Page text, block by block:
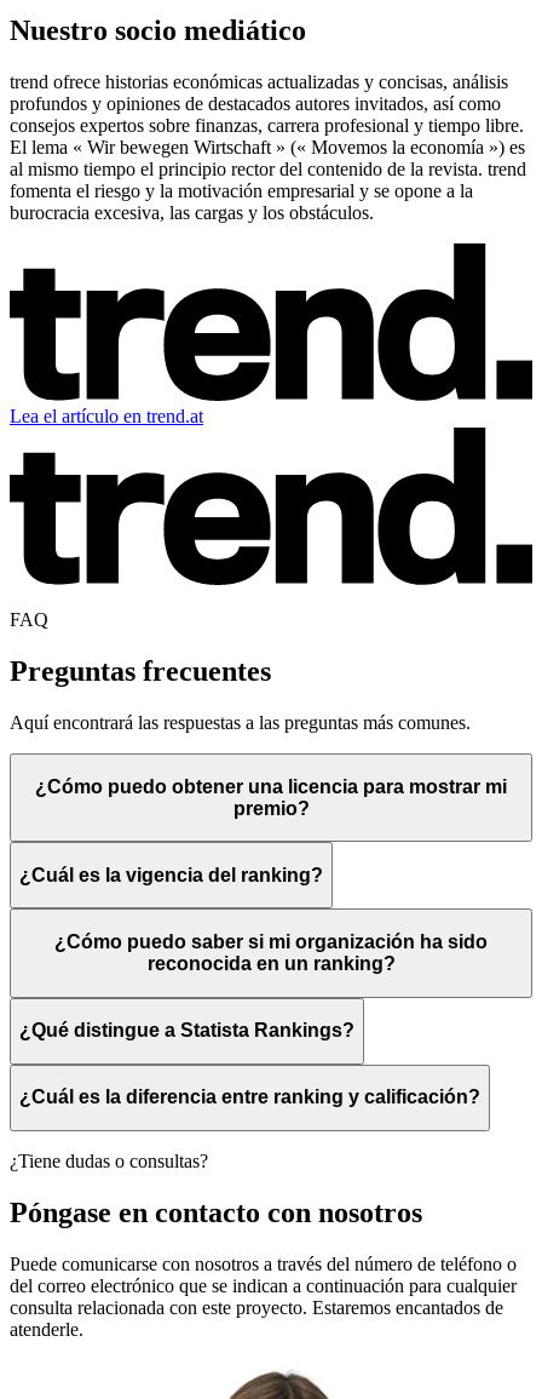
Nuestro socio mediático
trend ofrece historias económicas actualizadas y concisas, análisis
profundos y opiniones de destacados autores invitados, así como
consejos expertos sobre finanzas, carrera profesional y tiempo libre.
El lema « Wir bewegen Wirtschaft » (« Movemos la economía ») es
al mismo tiempo el principio rector del contenido de la revista. trend
fomenta el riesgo y la motivación empresarial y se opone a la
burocracia excesiva, las cargas y los obstáculos.
Lea el artículo en trend.at
FAQ
Preguntas frecuentes
Aquí encontrará las respuestas a las preguntas más comunes.
¿Cómo puedo obtener una licencia para mostrar mi
premio?
¿Cuál es la vigencia del ranking?
¿Cómo puedo saber si mi organización ha sido
reconocida en un ranking?
¿Qué distingue a Statista Rankings?
¿Cuál es la diferencia entre ranking y calificación?
¿Tiene dudas o consultas?
Póngase en contacto con nosotros
Puede comunicarse con nosotros a través del número de teléfono o
del correo electrónico que se indican a continuación para cualquier
consulta relacionada con este proyecto. Estaremos encantados de
atenderle.